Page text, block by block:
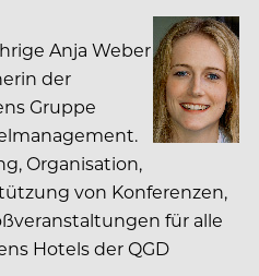
Anja Weber
der
Gruppe
Organisation,
von Konferenzen,
für alle
Hotels der QGD